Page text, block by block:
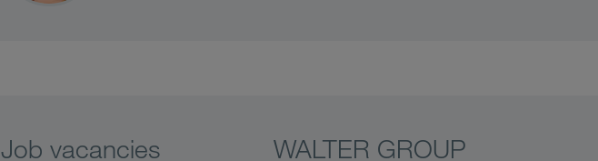
Job vacancies WALTER GROUP